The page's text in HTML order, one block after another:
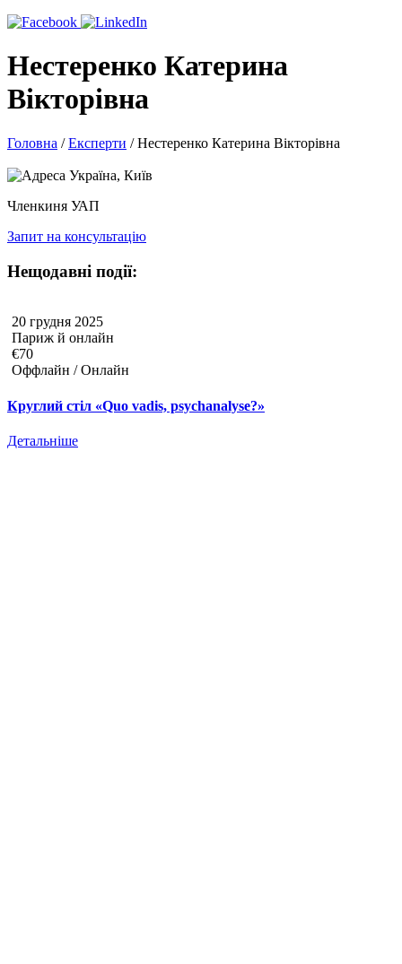
Нестеренко Катерина
Вікторівна
Головна /Експерти /Нестеренко Катерина Вікторівна
Україна, Київ
Членкиня УАП
Запит на консультацію
Нещодавні події:
20 грудня 2025
Париж й онлайн
€70
Оффлайн / Онлайн
Круглий стіл «Quo vadis, psychanalyse?»
Детальніше